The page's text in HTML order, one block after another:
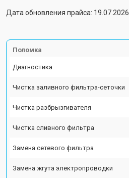
Дата обновления прайса: 19.07.2026
Поломка
Диагностика
Чистка заливного фильтра-сеточки
Чистка разбрызгивателя
Чистка сливного фильтра
Замена сетевого фильтра
Замена жгута электропроводки